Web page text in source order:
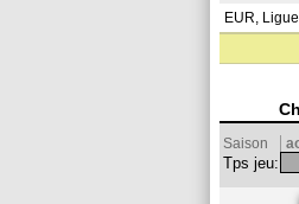
EUR,
Saison
Tps jeu: